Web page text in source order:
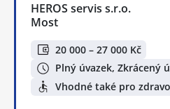
HEROS servis s.r.o.
Most
20 000 – 27 000 Kč
Plný úvazek, Zkrácený
Vhodné také pro